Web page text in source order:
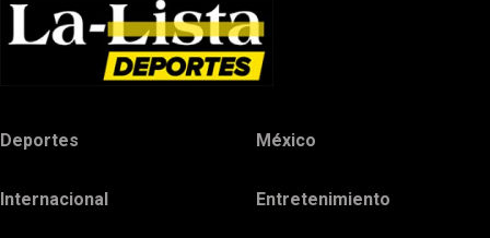
Deportes México
Internacional Entretenimiento